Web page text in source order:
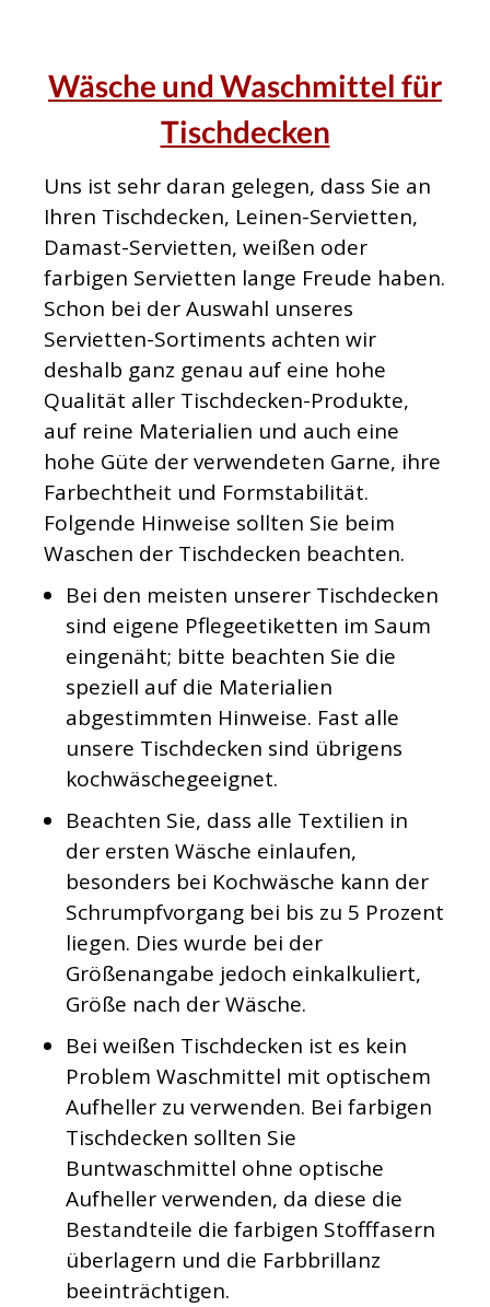
Wäsche und Waschmittel für
Tischdecken
Uns ist sehr daran gelegen, dass Sie an
Ihren Tischdecken, Leinen-Servietten,
Damast-Servietten, weißen oder
farbigen Servietten lange Freude haben.
Schon bei der Auswahl unseres
Servietten-Sortiments achten wir
deshalb ganz genau auf eine hohe
Qualität aller Tischdecken-Produkte,
auf reine Materialien und auch eine
hohe Güte der verwendeten Garne, ihre
Farbechtheit und Formstabilität.
Folgende Hinweise sollten Sie beim
Waschen der Tischdecken beachten.
Bei den meisten unserer Tischdecken
sind eigene Pflegeetiketten im Saum
eingenäht; bitte beachten Sie die
speziell auf die Materialien
abgestimmten Hinweise. Fast alle
unsere Tischdecken sind übrigens
kochwäschegeeignet.
Beachten Sie, dass alle Textilien in
der ersten Wäsche einlaufen,
besonders bei Kochwäsche kann der
Schrumpfvorgang bei bis zu 5 Prozent
liegen. Dies wurde bei der
Größenangabe jedoch einkalkuliert,
Größe nach der Wäsche.
Bei weißen Tischdecken ist es kein
Problem Waschmittel mit optischem
Aufheller zu verwenden. Bei farbigen
Tischdecken sollten Sie
Buntwaschmittel ohne optische
Aufheller verwenden, da diese die
Bestandteile die farbigen Stofffasern
überlagern und die Farbbrillanz
beeinträchtigen.